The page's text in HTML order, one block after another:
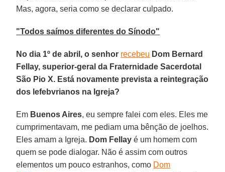
Mas, agora, seria como se declarar culpado.
"Todos saímos diferentes do Sínodo"
No dia 1º de abril, o senhor recebeu Dom Bernard
Fellay, superior-geral da Fraternidade Sacerdotal
São Pio X. Está novamente prevista a reintegração
dos lefebvrianos na Igreja?
Em Buenos Aires, eu sempre falei com eles. Eles me
cumprimentavam, me pediam uma bênção de joelhos.
Eles amam a Igreja. Dom Fellay é um homem com
quem se pode dialogar. Não é assim com outros
elementos um pouco estranhos, como Dom